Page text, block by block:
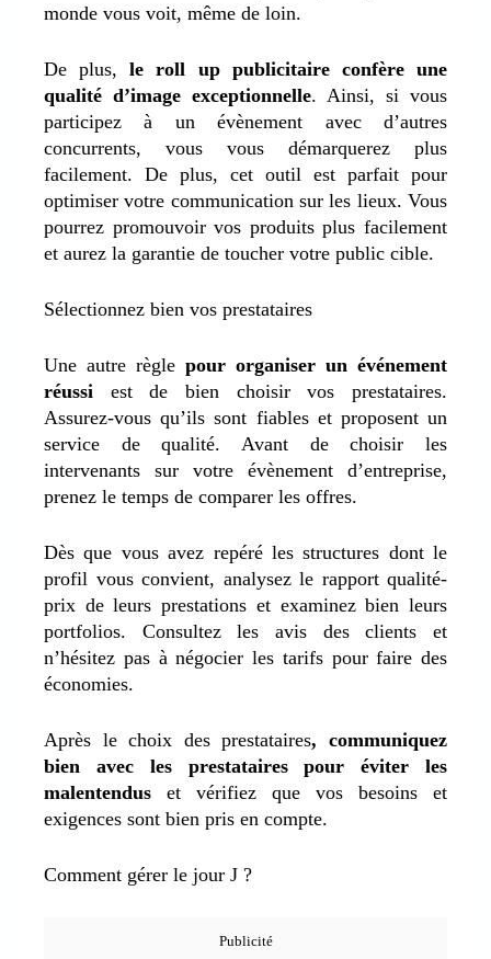
monde vous voit, même de loin.
De plus,le roll up publicitaire confère une
qualité d’image exceptionnelle. Ainsi, si vous
participez à un évènement avec d’autres
concurrents, vous vous démarquerez plus
facilement. De plus, cet outil est parfait pour
optimiser votre communication sur les lieux. Vous
pourrez promouvoir vos produits plus facilement
et aurez la garantie de toucher votre public cible.
Sélectionnez bien vos prestataires
Une autre règle pour organiser un événement
réussi est de bien choisir vos prestataires.
Assurez-vous qu’ils sont fiables et proposent un
service de qualité. Avant de choisir les
intervenants sur votre évènement d’entreprise,
prenez le temps de comparer les offres.
Dès que vous avez repéré les structures dont le
profil vous convient, analysez le rapport qualité-
prix de leurs prestations et examinez bien leurs
portfolios. Consultez les avis des clients et
n’hésitez pas à négocier les tarifs pour faire des
économies.
Après le choix des prestataires, communiquez
bien avec les prestataires pour éviter les
malentendus et vérifiez que vos besoins et
exigences sont bien pris en compte.
Comment gérer le jour J ?